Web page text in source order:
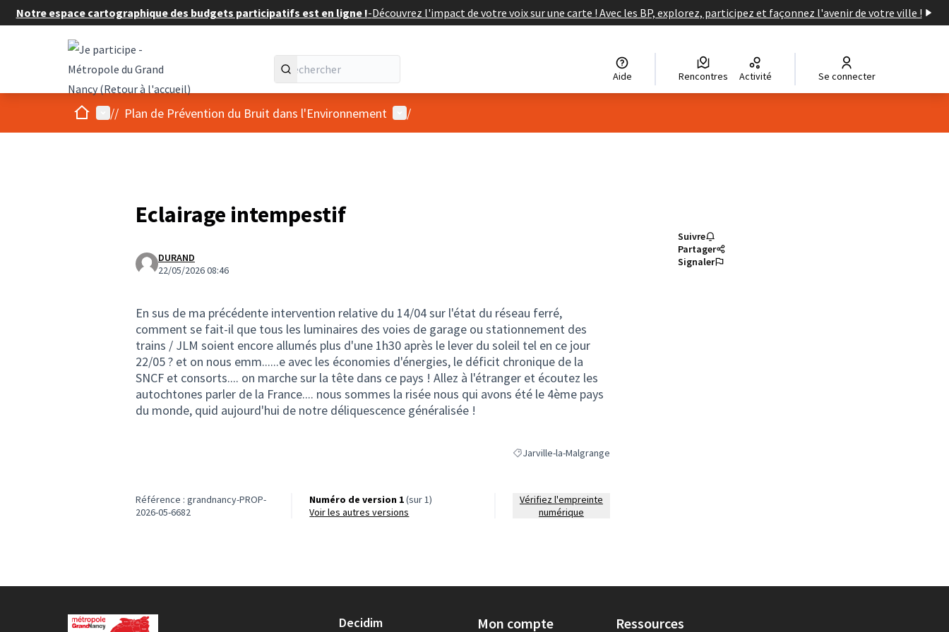
Notre espace cartographique des budgets participatifs est en ligne !-Découvrez l'impact de votre voix sur une carte ! Avec les BP, explorez, participez et façonnez l'avenir de votre ville !
Aide Rencontres Activité Se connecter
AccueilMenu principal
// Plan de Prévention du Bruit dans l'Environnement Menu utilisateur
/
Eclairage intempestif
DURAND
22/05/2026 08:46
En sus de ma précédente intervention relative du 14/04 sur l'état du réseau ferré,
comment se fait-il que tous les luminaires des voies de garage ou stationnement des
trains / JLM soient encore allumés plus d'une 1h30 après le lever du soleil tel en ce jour
22/05 ? et on nous emm......e avec les économies d'énergies, le déficit chronique de la
SNCF et consorts.... on marche sur la tête dans ce pays ! Allez à l'étranger et écoutez les
autochtones parler de la France.... nous sommes la risée nous qui avons été le 4ème pays
du monde, quid aujourd'hui de notre déliquescence généralisée !
Filtrer les résultats de la catégorie : Jarville-la-Malgrange
Jarville-la-Malgrange
Suivre
Partager
Signaler
Référence : grandnancy-PROP-
2026-05-6682
Numéro de version 1(sur 1)
voir les autres versions
Vérifiez l'empreinte
numérique
Decidim Mon compte Ressources